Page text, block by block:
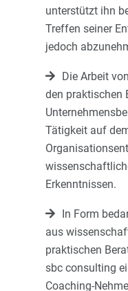
unterstützt ihn
Treffen seiner
jedoch
Die Arbeit
den praktischen
Tätigkeit auf
Erkenntnissen.
In Form
aus
praktischen
sbc consulting
Coaching-